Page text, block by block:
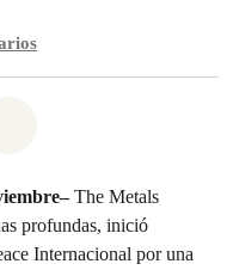
The Metals
profundas, inició
Internacional por una